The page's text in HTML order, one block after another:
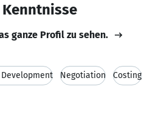
ganze Profil zu sehen.
Negotiation Costing